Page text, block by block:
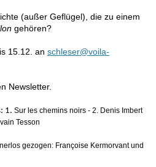
(außer Geflügel), die zu einem
gehören?
15.12. an schleser@voila-
Newsletter.
1. Sur les chemins noirs - 2. Denis Imbert
Tesson
gezogen: Françoise Kermorvant und